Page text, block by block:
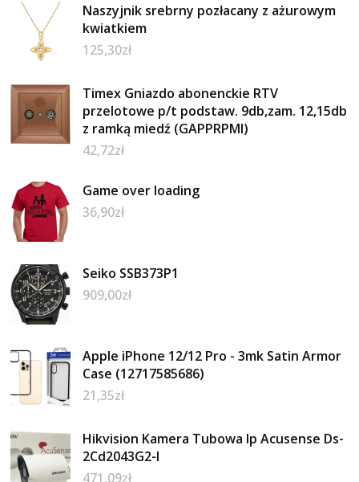
Naszyjnik srebrny pozłacany z ażurowym
kwiatkiem
125,30zł
Timex Gniazdo abonenckie RTV
przelotowe p/t podstaw. 9db,zam. 12,15db
z ramką miedź (GAPPRPMI)
42,72zł
Game over loading
36,90zł
Seiko SSB373P1
909,00zł
Apple iPhone 12/12 Pro - 3mk Satin Armor
Case (12717585686)
21,35zł
Hikvision Kamera Tubowa Ip Acusense Ds-
2Cd2043G2-I
471,09zł